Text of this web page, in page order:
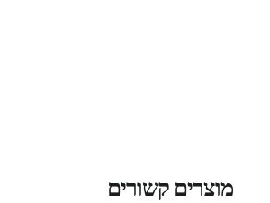
מוצרים קשורים